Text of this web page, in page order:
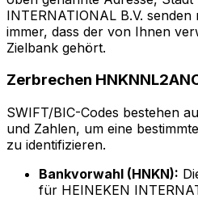
INTERNATIONAL B.V.
immer, dass der von Ihnen
Zielbank gehört.
Zerbrechen
SWIFT/BIC-Codes bestehen
und Zahlen, um eine
zu identifizieren.
Bankvorwahl (HNKN):
für HEINEKEN